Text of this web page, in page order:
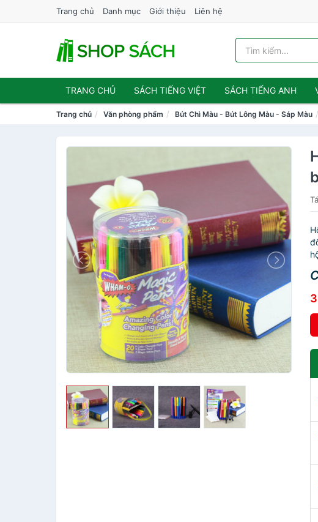
Trang chủ Danh mục Giới thiệu Liên hệ
TRANG CHỦ SÁCH TIẾNG VIỆT SÁCH TIẾNG ANH
Trang chủ Văn phòng phẩm Bút Chì Màu - Bút Lông Màu - Sáp Màu